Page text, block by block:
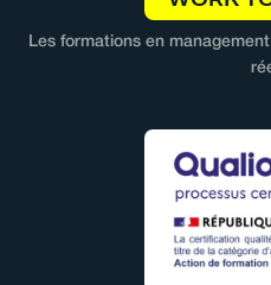
Les formations en